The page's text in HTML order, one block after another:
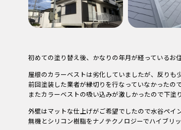
初めての塗り替え後、かなりの年月が経っているお
屋根のカラーベストは劣化していましたが、反りも
前回塗装した業者が縁切りを行なっていなかったの
またカラーベストの吸い込みが激しかったので下塗
外壁はマットな仕上げがご希望でしたので水谷ペイ
無機とシリコン樹脂をナノテクノロジーでハイブリ